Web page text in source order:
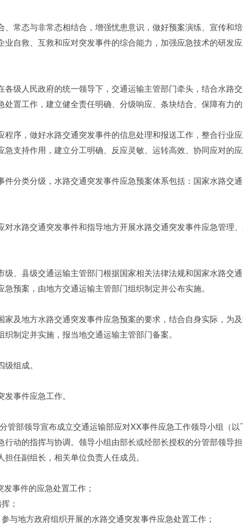
态与非常态相结合，增强忧患意识，做好预案演练、宣传和
自救、互救和应对突发事件的综合能力，加强应急技术的研发
人民政府的统一领导下，交通运输主管部门牵头，结合水路
置工作，建立健全责任明确、分级响应、条块结合、保障有力的
，做好水路交通突发事件的信息处理和报送工作，整合行业
支持作用，建立分工明确、反应灵敏、运转高效、协同应对的应
类分级，水路交通突发事件应急预案体系包括：国家水路交
路交通突发事件和指导地方开展水路交通突发事件应急管理
县级交通运输主管部门根据国家相关法律法规和国家水路交
预案，由地方交通运输主管部门组织制定并公布实施。
地方水路交通突发事件应急预案的要求，结合自身实际，为
制定并实施，报当地交通运输主管部门备案。
组成。
事件应急工作。
部领导宣布成立交通运输部应对XX事件应急工作领导小组（以
动的指挥与协调。领导小组由部长或经部长授权的分管部领导
任副组长，相关单位负责人任成员。
事件的应急处置工作；
；
地方政府组织开展的水路交通突发事件应急处置工作；